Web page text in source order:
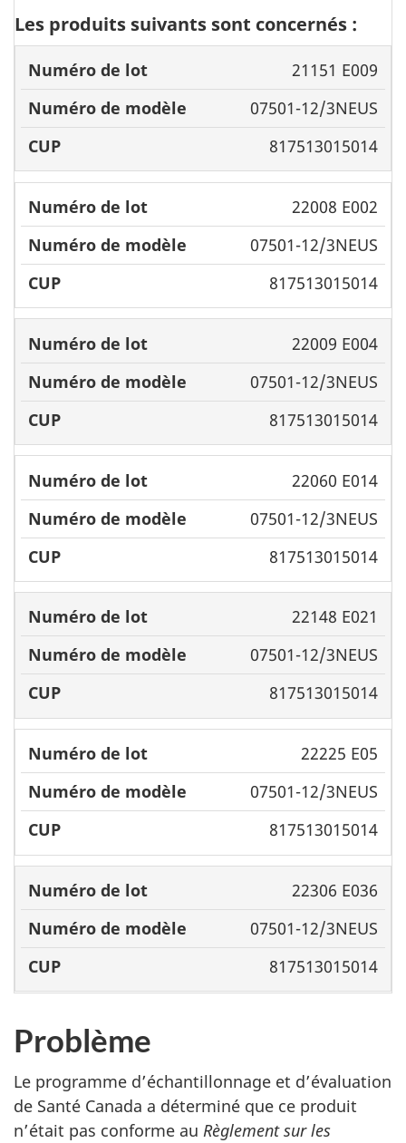
Les produits suivants sont concernés :
Numéro
de lot
Numéro
de
modèle
21151 E009
07501-12/3NEUS
817513015014
22008 E002
07501-12/3NEUS
817513015014
22009 E004
07501-12/3NEUS
817513015014
22060 E014
07501-12/3NEUS
817513015014
22148 E021
07501-12/3NEUS
817513015014
22225 E05
07501-12/3NEUS
817513015014
22306 E036
07501-12/3NEUS
817513015014
Problème
Le programme d’échantillonnage et d’évaluation
de Santé Canada a déterminé que ce produit
n’était pas conforme au Règlement sur les